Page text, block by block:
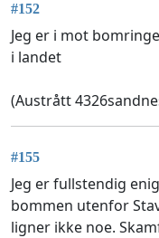
#152
Jeg er i mot
i landet
(Austrått
#155
Jeg er fullstendig
bommen utenfor
ligner ikke noe.